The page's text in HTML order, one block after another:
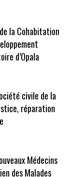
la Cohabitation
d’Opala
civile de la
réparation
Médecins
des Malades